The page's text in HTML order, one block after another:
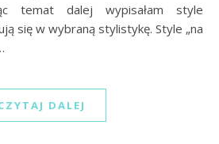
temat dalej wypisałam style
się w wybraną stylistykę. Style „na
DALEJ